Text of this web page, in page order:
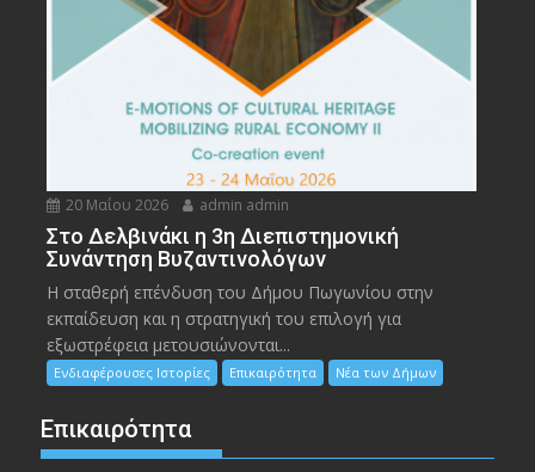
20 Μαΐου 2026 admin admin
Στο Δελβινάκι η 3η Διεπιστημονική
Συνάντηση Βυζαντινολόγων
Η σταθερή επένδυση του Δήμου Πωγωνίου στην
εκπαίδευση και η στρατηγική του επιλογή για
εξωστρέφεια μετουσιώνονται...
Ενδιαφέρουσες Ιστορίες Επικαιρότητα Νέα των Δήμων
Επικαιρότητα